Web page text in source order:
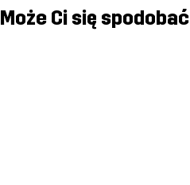
Może Ci się spodobać